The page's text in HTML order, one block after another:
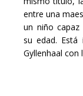
entre una
un niño capaz
su edad. Está
Gyllenhaal con